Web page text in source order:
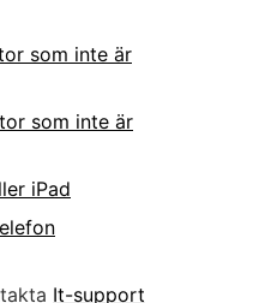
som inte är
som inte är
iPad
It-support